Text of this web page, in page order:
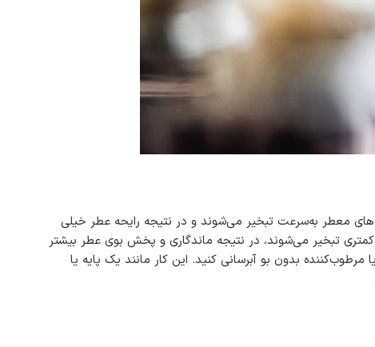
معطر به‌سرعت تبخیر می‌شوند و در نتیجه رایحه عطر خیلی
تبخیر می‌شوند، در نتیجه ماندگاری و پخش بوی عطر بیشتر
بدون بو آبرسانی کنید. این کار مانند یک پایه‌ یا